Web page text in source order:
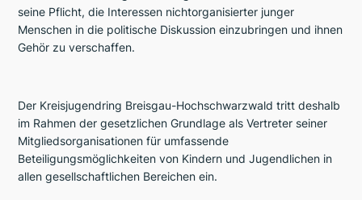
seine Pflicht, die Interessen nichtorganisierter junger
Menschen in die politische Diskussion einzubringen und ihnen
Gehör zu verschaffen.
Der Kreisjugendring Breisgau-Hochschwarzwald tritt deshalb
im Rahmen der gesetzlichen Grundlage als Vertreter seiner
Mitgliedsorganisationen für umfassende
Beteiligungsmöglichkeiten von Kindern und Jugendlichen in
allen gesellschaftlichen Bereichen ein.